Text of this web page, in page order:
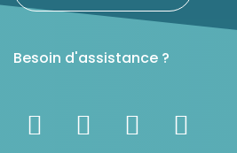
Besoin d'assistance ?